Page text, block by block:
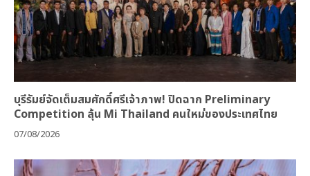
บุรีรัมย์จัดเต็มสมศักดิ์ศรีเจ้าภาพ! ปิดฉาก Preliminary
Competition ลุ้น Mi Thailand คนใหม่ของประเทศไทย
07/08/2026